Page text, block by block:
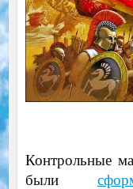
Контрольные
были